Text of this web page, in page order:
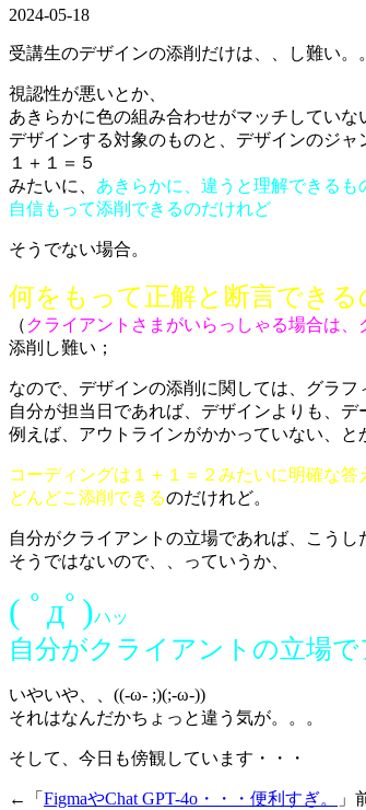
2024-05-18
受講生のデザインの添削だけは、、し難い。
視認性が悪いとか、
あきらかに色の組み合わせがマッチしていな
デザインする対象のものと、デザインのジ
１＋１＝５
みたいに、 あきらかに、違うと理解できるも
自信もって添削できるのだけれど
そうでない場合。
何をもって正解と断言でき
（ クライアントさまがいらっしゃる場合は
添削し難い；
なので、デザインの添削に関しては、グラ
自分が担当日であれば、デザインよりも、
例えば、アウトラインがかかっていない、と
コーディングは１＋１＝２みたいに明確な答
どんどこ添削できるのだけれど。
自分がクライアントの立場であれば、こう
そうではないので、、っていうか、
( ﾟдﾟ)ハッ
自分がクライアントの立場
いやいや、、((-ω- ;)(;-ω-))
それはなんだかちょっと違う気が。。。
そして、今日も傍観しています・・・
←「 FigmaやChat GPT-4o・・・便利すぎ。 」